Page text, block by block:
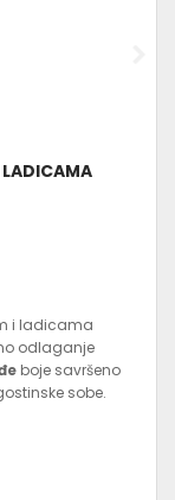
LADICAMA
i ladicama
odlaganje
boje savršeno
sobe.